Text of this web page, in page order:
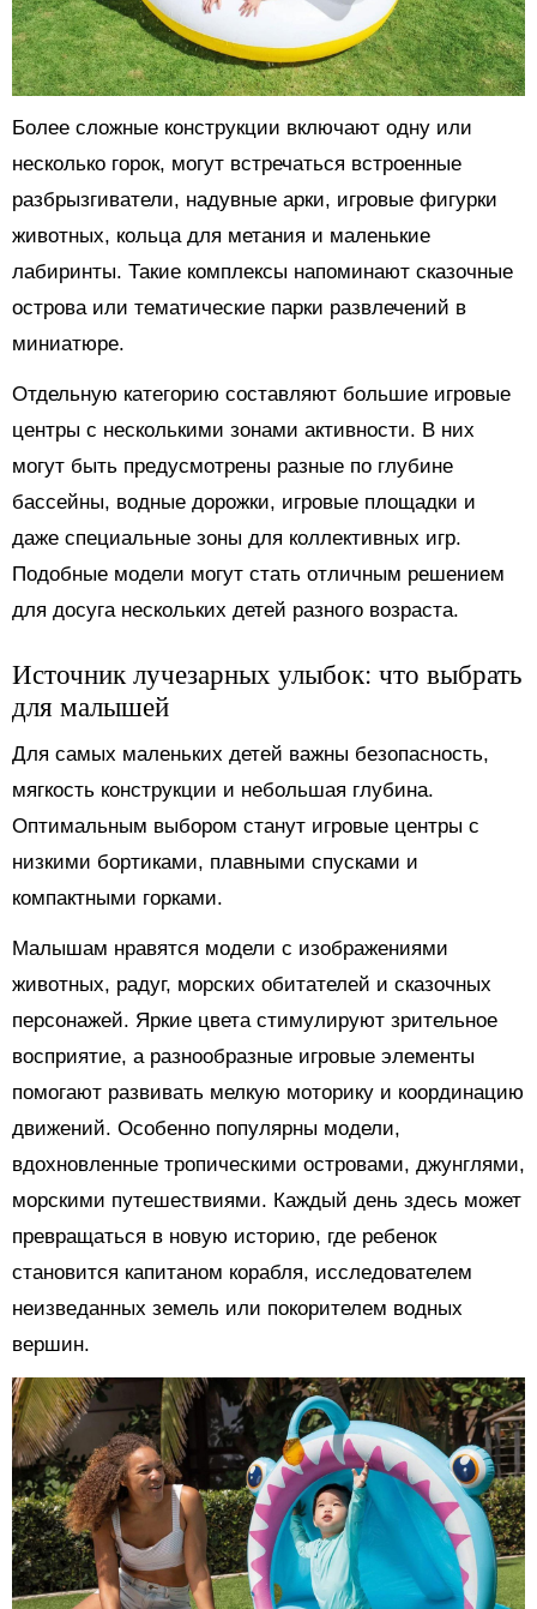
Более сложные конструкции включают одну или
несколько горок, могут встречаться встроенные
разбрызгиватели, надувные арки, игровые фигурки
животных, кольца для метания и маленькие
лабиринты. Такие комплексы напоминают сказочные
острова или тематические парки развлечений в
миниатюре.
Отдельную категорию составляют большие игровые
центры с несколькими зонами активности. В них
могут быть предусмотрены разные по глубине
бассейны, водные дорожки, игровые площадки и
даже специальные зоны для коллективных игр.
Подобные модели могут стать отличным решением
для досуга нескольких детей разного возраста.
Источник лучезарных улыбок: что выбрать
для малышей
Для самых маленьких детей важны безопасность,
мягкость конструкции и небольшая глубина.
Оптимальным выбором станут игровые центры с
низкими бортиками, плавными спусками и
компактными горками.
Малышам нравятся модели с изображениями
животных, радуг, морских обитателей и сказочных
персонажей. Яркие цвета стимулируют зрительное
восприятие, а разнообразные игровые элементы
помогают развивать мелкую моторику и координацию
движений. Особенно популярны модели,
вдохновленные тропическими островами, джунглями,
морскими путешествиями. Каждый день здесь может
превращаться в новую историю, где ребенок
становится капитаном корабля, исследователем
неизведанных земель или покорителем водных
вершин.